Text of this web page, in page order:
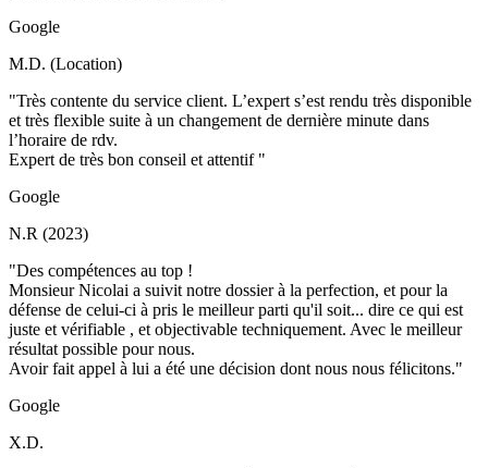
Google
M.D. (Location)
"Très contente du service client. L’expert s’est rendu très disponible
et très flexible suite à un changement de dernière minute dans
l’horaire de rdv.
Expert de très bon conseil et attentif "
Google
N.R (2023)
"Des compétences au top !
Monsieur Nicolai a suivit notre dossier à la perfection, et pour la
défense de celui-ci à pris le meilleur parti qu'il soit... dire ce qui est
juste et vérifiable , et objectivable techniquement. Avec le meilleur
résultat possible pour nous.
Avoir fait appel à lui a été une décision dont nous nous félicitons."
Google
X.D.